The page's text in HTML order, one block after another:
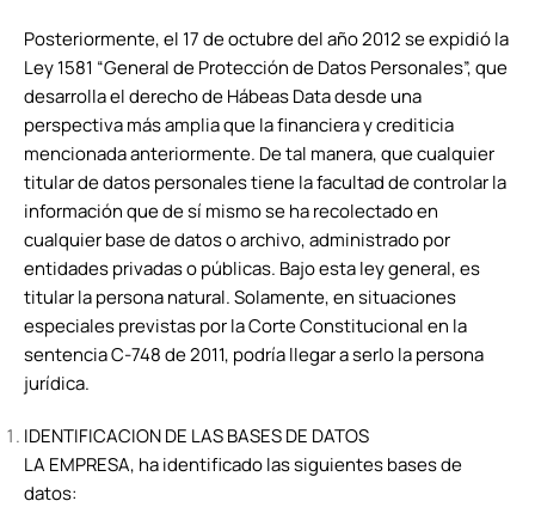
Posteriormente, el 17 de octubre del año 2012 se expidió la
Ley 1581 “General de Protección de Datos Personales”, que
desarrolla el derecho de Hábeas Data desde una
perspectiva más amplia que la financiera y crediticia
mencionada anteriormente. De tal manera, que cualquier
titular de datos personales tiene la facultad de controlar la
información que de sí mismo se ha recolectado en
cualquier base de datos o archivo, administrado por
entidades privadas o públicas. Bajo esta ley general, es
titular la persona natural. Solamente, en situaciones
especiales previstas por la Corte Constitucional en la
sentencia C-748 de 2011, podría llegar a serlo la persona
jurídica.
IDENTIFICACION DE LAS BASES DE DATOS
LA EMPRESA, ha identificado las siguientes bases de
datos: